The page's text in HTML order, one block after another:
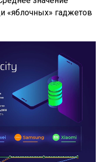
«яблочных» гаджетов